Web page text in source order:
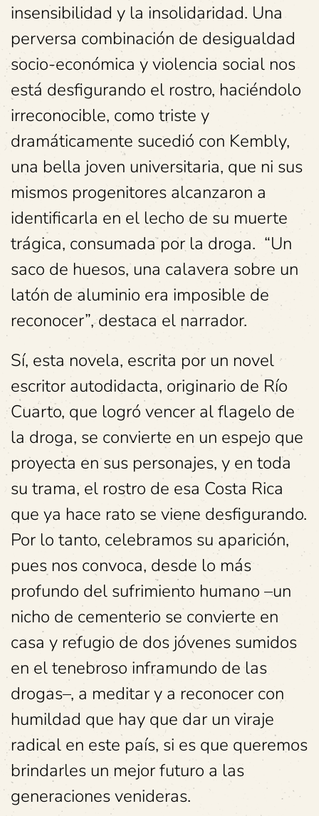
insensibilidad y la insolidaridad. Una
perversa combinación de desigualdad
socio-económica y violencia social nos
está desfigurando el rostro, haciéndolo
irreconocible, como triste y
dramáticamente sucedió con Kembly,
una bella joven universitaria, que ni sus
mismos progenitores alcanzaron a
identificarla en el lecho de su muerte
trágica, consumada por la droga. “Un
saco de huesos, una calavera sobre un
latón de aluminio era imposible de
reconocer”, destaca el narrador.
Sí, esta novela, escrita por un novel
escritor autodidacta, originario de Río
Cuarto, que logró vencer al flagelo de
la droga, se convierte en un espejo que
proyecta en sus personajes, y en toda
su trama, el rostro de esa Costa Rica
que ya hace rato se viene desfigurando.
Por lo tanto, celebramos su aparición,
pues nos convoca, desde lo más
profundo del sufrimiento humano –un
nicho de cementerio se convierte en
casa y refugio de dos jóvenes sumidos
en el tenebroso inframundo de las
drogas–, a meditar y a reconocer con
humildad que hay que dar un viraje
radical en este país, si es que queremos
brindarles un mejor futuro a las
generaciones venideras.